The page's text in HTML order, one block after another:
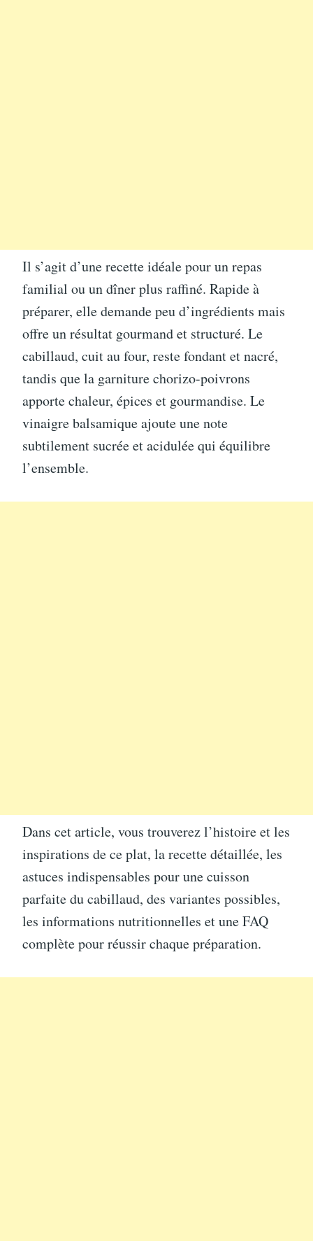
Il s’agit d’une recette idéale pour un repas
familial ou un dîner plus raffiné. Rapide à
préparer, elle demande peu d’ingrédients mais
offre un résultat gourmand et structuré. Le
cabillaud, cuit au four, reste fondant et nacré,
tandis que la garniture chorizo-poivrons
apporte chaleur, épices et gourmandise. Le
vinaigre balsamique ajoute une note
subtilement sucrée et acidulée qui équilibre
l’ensemble.
Dans cet article, vous trouverez l’histoire et les
inspirations de ce plat, la recette détaillée, les
astuces indispensables pour une cuisson
parfaite du cabillaud, des variantes possibles,
les informations nutritionnelles et une FAQ
complète pour réussir chaque préparation.